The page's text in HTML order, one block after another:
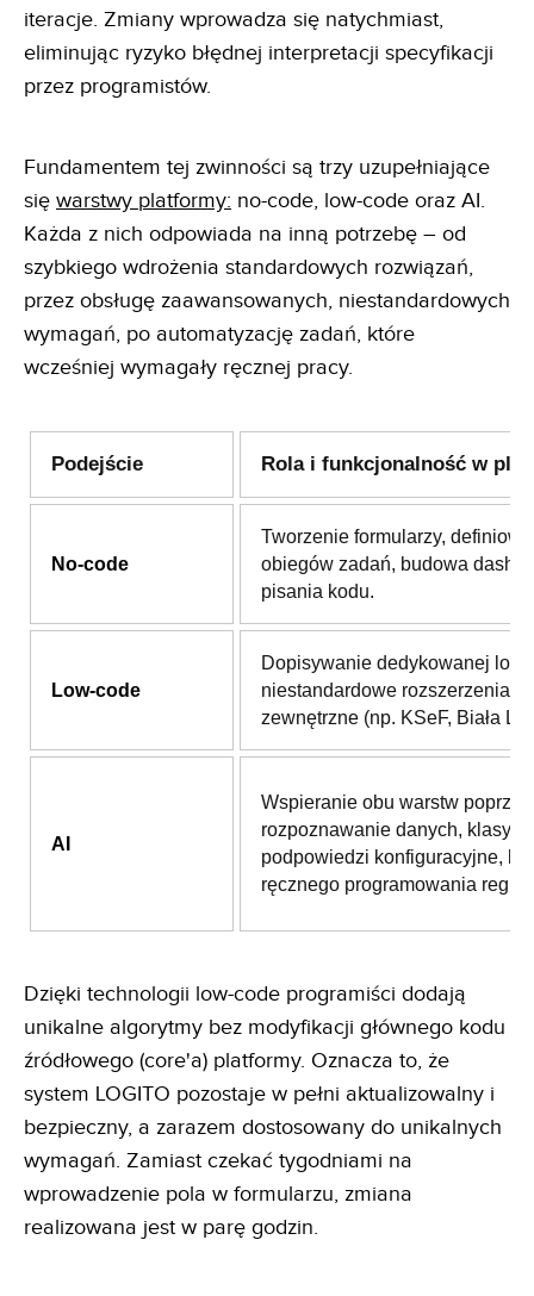
iteracje. Zmiany wprowadza się natychmiast,
eliminując ryzyko błędnej interpretacji specyfikacji
przez programistów.
Fundamentem tej zwinności są trzy uzupełniające
się warstwy platformy: no-code, low-code oraz AI.
Każda z nich odpowiada na inną potrzebę – od
szybkiego wdrożenia standardowych rozwiązań,
przez obsługę zaawansowanych, niestandardowych
wymagań, po automatyzację zadań, które
wcześniej wymagały ręcznej pracy.
Podejście Rola i funkcjonalność w
No-code
Tworzenie formularzy,
obiegów zadań, budowa
pisania kodu.
Low-code
Dopisywanie dedykowanej
niestandardowe rozszerzenia i
zewnętrzne (np. KSeF, Biała
AI
Wspieranie obu warstw
rozpoznawanie danych,
podpowiedzi konfiguracyjne,
ręcznego programowania reguł.
Dzięki technologii low-code programiści dodają
unikalne algorytmy bez modyfikacji głównego kodu
źródłowego (core'a) platformy. Oznacza to, że
system LOGITO pozostaje w pełni aktualizowalny i
bezpieczny, a zarazem dostosowany do unikalnych
wymagań. Zamiast czekać tygodniami na
wprowadzenie pola w formularzu, zmiana
realizowana jest w parę godzin.